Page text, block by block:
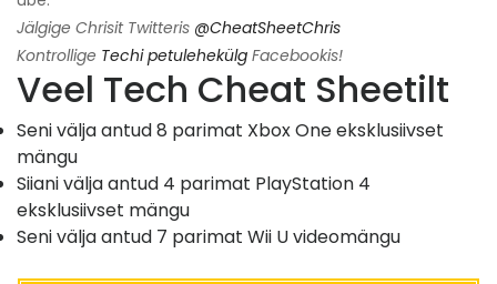
Jälgige Chrisit Twitteris @CheatSheetChris
Kontrollige Techi petulehekülg Facebookis!
Veel Tech Cheat Sheetilt
Seni välja antud 8 parimat Xbox One eksklusiivset
mängu
Siiani välja antud 4 parimat PlayStation 4
eksklusiivset mängu
Seni välja antud 7 parimat Wii U videomängu